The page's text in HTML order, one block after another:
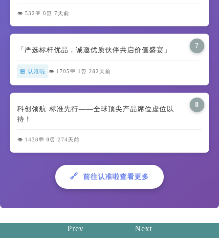
👁️ 532 💬 0 ⏰ 7天前
7
「严选标杆优品，诚邀优质伙伴共启价值盛宴」
🏪 认准啦 👁️ 1705 💬 1 ⏰ 282天前
8
科创领航·标准先行——全球顶尖产品席位虚位以
待！
👁️ 1438 💬 0 ⏰ 274天前
🔗 前往认准啦查看更多
Prev Next